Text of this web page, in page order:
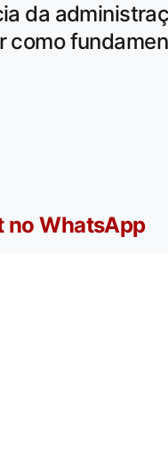
da
como
no WhatsApp